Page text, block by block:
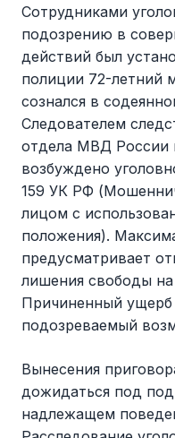
Сотрудниками
подозрению в
действий был
полиции 72-летний
сознался в
Следователем
отдела МВД России
возбуждено
159 УК РФ
лицом с
положения).
предусматривает
лишения свободы
Причиненный
подозреваемый
Вынесения
дожидаться под
надлежащем